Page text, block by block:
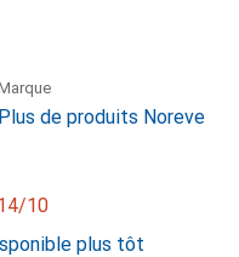
Plus de produits Noreve
10
plus tôt